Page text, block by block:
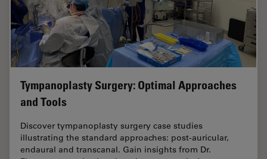
Tympanoplasty Surgery: Optimal Approaches
and Tools
Discover tympanoplasty surgery case studies
illustrating the standard approaches: post-auricular,
endaural and transcanal. Gain insights from Dr.